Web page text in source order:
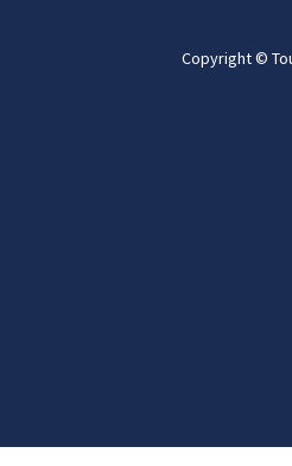
Copyright ©